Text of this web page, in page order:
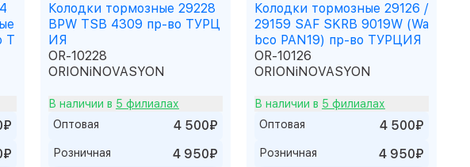
Т
Колодки тормозные 29228
BPW TSB 4309 пр-во ТУРЦ
ИЯ
OR-10228
ORIONiNOVASYON
В наличии в 5 филиалах
Оптовая
4 500₽
Розничная 4 950₽
Колодки тормозные 29126 /
29159 SAF SKRB 9019W (Wa
bco PAN19) пр-во ТУРЦИЯ
OR-10126
ORIONiNOVASYON
В наличии в 5 филиалах
Оптовая
4 500₽
Розничная 4 950₽